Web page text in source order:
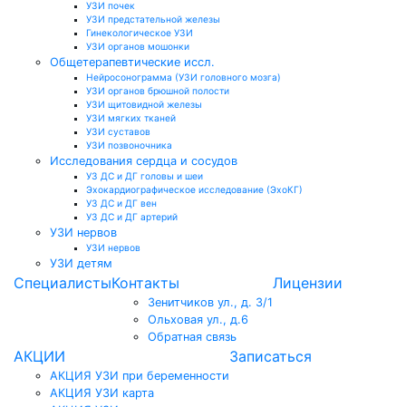
УЗИ почек
УЗИ предстательной железы
Гинекологическое УЗИ
УЗИ органов мошонки
Общетерапевтические иссл.
Нейросонограмма (УЗИ головного мозга)
УЗИ органов брюшной полости
УЗИ щитовидной железы
УЗИ мягких тканей
УЗИ суставов
УЗИ позвоночника
Исследования сердца и сосудов
УЗ ДС и ДГ головы и шеи
Эхокардиографическое исследование (ЭхоКГ)
УЗ ДС и ДГ вен
УЗ ДС и ДГ артерий
УЗИ нервов
УЗИ нервов
УЗИ детям
СпециалистыКонтакты
Зенитчиков ул., д. 3/1
Ольховая ул., д.6
Обратная связь
Лицензии
АКЦИИ
АКЦИЯ УЗИ при беременности
АКЦИЯ УЗИ карта
Записаться